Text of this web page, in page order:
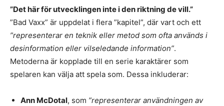
”Det här för utvecklingen inte i den riktning de vill.”
”Bad Vaxx” är uppdelat i flera ”kapitel”, där vart och ett
”representerar en teknik eller metod som ofta används i
desinformation eller vilseledande information”.
Metoderna är kopplade till en serie karaktärer som
spelaren kan välja att spela som. Dessa inkluderar:
Ann McDotal, som ”representerar användningen av